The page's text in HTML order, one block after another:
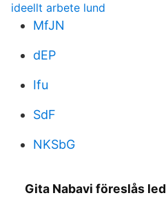
ideellt arbete lund
MfJN
dEP
Ifu
SdF
NKSbG
Gita Nabavi föreslås